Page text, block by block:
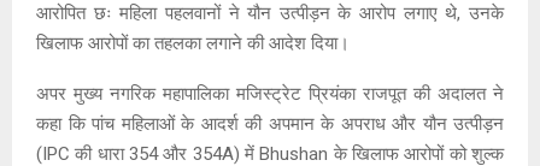
आरोपित छः महिला पहलवानों ने यौन उत्पीड़न के आरोप लगाए थे, उनके
खिलाफ आरोपों का तहलका लगाने की आदेश दिया।
अपर मुख्य नगरिक महापालिका मजिस्ट्रेट प्रियंका राजपूत की अदालत ने
कहा कि पांच महिलाओं के आदर्श की अपमान के अपराध और यौन उत्पीड़न
(IPC की धारा 354 और 354A) में Bhushan के खिलाफ आरोपों को शुल्क